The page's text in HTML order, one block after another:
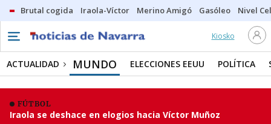
Brutal cogida Iraola-Víctor Merino Amigó Gasóleo Nivel
Kiosko
ACTUALIDAD MUNDO ELECCIONES EEUU POLÍTICA
FÚTBOL
Iraola se deshace en elogios hacia Víctor Muñoz